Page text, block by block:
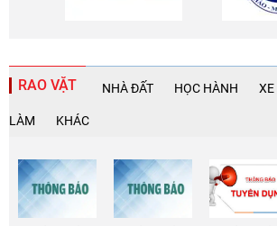
RAO VẶT NHÀ ĐẤT HỌC HÀNH XE
LÀM KHÁC